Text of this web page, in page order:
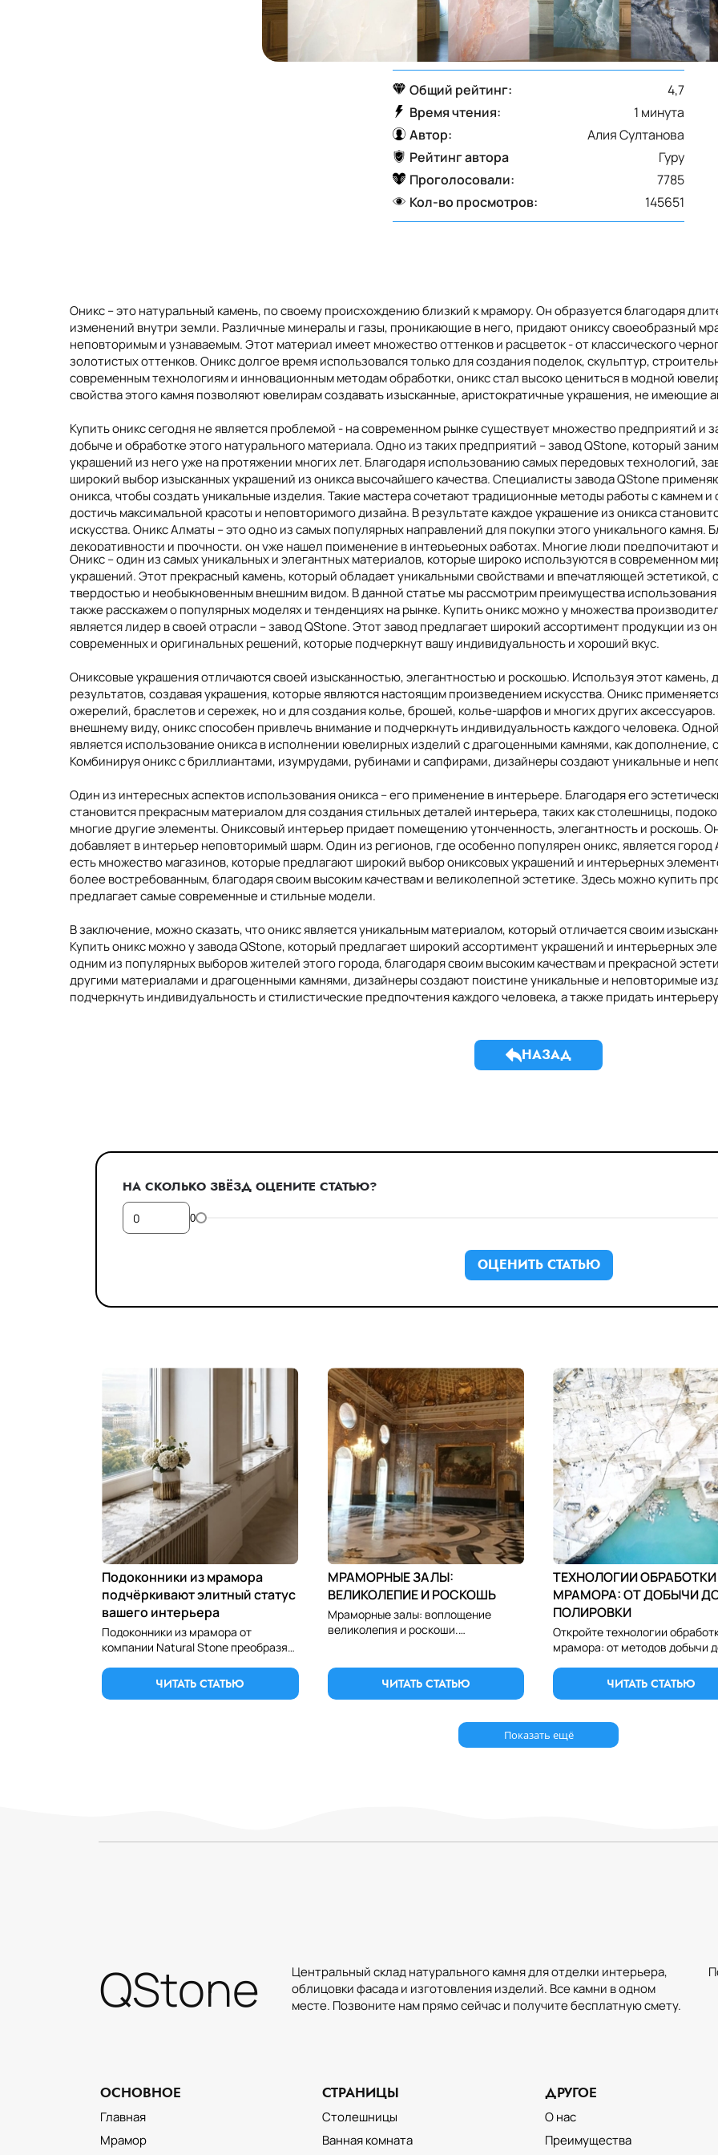
Марокко Камбоджа Пакистан Вьетнам Тунис Кыргызстан
Общий рейтинг:
4,7
Время чтения:
1 минута
Автор:
Алия Султанова
Рейтинг автора
Гуру
Проголосовали:
7785
Кол-во просмотров:
145651
Оникс – это натуральный камень, по своему происхождению близкий к мрамору. Он образуется благодаря
изменений внутри земли. Различные минералы и газы, проникающие в него, придают ониксу своеобразный
неповторимым и узнаваемым. Этот материал имеет множество оттенков и расцветок - от классического
золотистых оттенков. Оникс долгое время использовался только для создания поделок, скульптур,
современным технологиям и инновационным методам обработки, оникс стал высоко цениться в модной
свойства этого камня позволяют ювелирам создавать изысканные, аристократичные украшения, не имеющие
Купить оникс сегодня не является проблемой - на современном рынке существует множество предприятий и
добыче и обработке этого натурального материала. Одно из таких предприятий – завод QStone, который
украшений из него уже на протяжении многих лет. Благодаря использованию самых передовых технологий,
широкий выбор изысканных украшений из оникса высочайшего качества. Специалисты завода QStone
оникса, чтобы создать уникальные изделия. Такие мастера сочетают традиционные методы работы с камнем
достичь максимальной красоты и неповторимого дизайна. В результате каждое украшение из оникса
искусства. Оникс Алматы – это одно из самых популярных направлений для покупки этого уникального камня.
декоративности и прочности, он уже нашел применение в интерьерных работах. Многие люди предпочитают
различных элементов интерьера, таких как столешницы, подоконники, полы, мозаики и т.д. Уникальные
помещение элегантным и стильным. Оникс интерьер – это новое понятие в мире дизайна. Большое
оникс в своих проектах, чтобы создавать неповторимые и роскошные интерьеры. Подсветка оникса в
атмосферу и уникальный шарм. Окрашенные под светом ониксовые стены или каминные порталы становятся
искусства, призванными удивить и восхитить даже самых требовательных посетителей.
так и в декоративном оформлении. Купить оникс сегодня не сложно, а благодаря предприятию заводу
проще. Каждое украшение из оникса является настоящим шедевром, отражающим утонченность и стиль
интерьере делает помещение элегантным и роскошным. Что бы ни было выбрано – уникальное украшение или
всегда будет сиять неповторимой красотой и великолепием своего великолепия.
Оникс – один из самых уникальных и элегантных материалов, которые широко используются в современном
украшений. Этот прекрасный камень, который обладает уникальными свойствами и впечатляющей эстетикой,
твердостью и необыкновенным внешним видом. В данной статье мы рассмотрим преимущества использования
также расскажем о популярных моделях и тенденциях на рынке. Купить оникс можно у множества
является лидер в своей отрасли – завод QStone. Этот завод предлагает широкий ассортимент продукции из
современных и оригинальных решений, которые подчеркнут вашу индивидуальность и хороший вкус.
Ониксовые украшения отличаются своей изысканностью, элегантностью и роскошью. Используя этот камень,
результатов, создавая украшения, которые являются настоящим произведением искусства. Оникс
ожерелий, браслетов и сережек, но и для создания колье, брошей, колье-шарфов и многих других
внешнему виду, оникс способен привлечь внимание и подчеркнуть индивидуальность каждого человека.
является использование оникса в исполнении ювелирных изделий с драгоценными камнями, как
Комбинируя оникс с бриллиантами, изумрудами, рубинами и сапфирами, дизайнеры создают уникальные и
Один из интересных аспектов использования оникса – его применение в интерьере. Благодаря его
становится прекрасным материалом для создания стильных деталей интерьера, таких как столешницы,
многие другие элементы. Ониксовый интерьер придает помещению утонченность, элегантность и роскошь.
добавляет в интерьер неповторимый шарм. Один из регионов, где особенно популярен оникс, является город
есть множество магазинов, которые предлагают широкий выбор ониксовых украшений и интерьерных
более востребованным, благодаря своим высоким качествам и великолепной эстетике. Здесь можно купить
предлагает самые современные и стильные модели.
В заключение, можно сказать, что оникс является уникальным материалом, который отличается своим
Купить оникс можно у завода QStone, который предлагает широкий ассортимент украшений и интерьерных
одним из популярных выборов жителей этого города, благодаря своим высоким качествам и прекрасной
другими материалами и драгоценными камнями, дизайнеры создают поистине уникальные и неповторимые
подчеркнуть индивидуальность и стилистические предпочтения каждого человека, а также придать
НАЗАД
НА СКОЛЬКО ЗВЁЗД ОЦЕНИТЕ СТАТЬЮ?
0
ОЦЕНИТЬ СТАТЬЮ
Подоконники из мрамора
подчёркивают элитный статус
вашего интерьера
Подоконники из мрамора от
компании Natural Stone преобразят
каменные изделия в Алматы для
вечной красоты ваших окон.
ЧИТАТЬ СТАТЬЮ
МРАМОРНЫЕ ЗАЛЫ:
ВЕЛИКОЛЕПИЕ И РОСКОШЬ
Мраморные залы: воплощение
великолепия и роскоши.
уникальную изысканность и статус.
ЧИТАТЬ СТАТЬЮ
ТЕХНОЛОГИИ ОБРАБОТКИ
МРАМОРА: ОТ ДОБЫЧИ
ПОЛИРОВКИ
Откройте технологии
мрамора: от методов добычи
мрамор преобразуется в
изысканные поверхности и
ЧИТАТЬ СТАТЬЮ
Показать ещё
ОБЛИЦОВКА ФАСАДА
ОТДЕЛКА ИНТЕРЬЕРА
НАТУРАЛЬНЫМ КАМНЕМ
QStone
Центральный склад натурального камня для отделки интерьера,
облицовки фасада и изготовления изделий. Все камни в одном
месте. Позвоните нам прямо сейчас и получите бесплатную смету.
ОСНОВНОЕ
Главная
Мрамор
СТРАНИЦЫ
Столешницы
Ванная комната
ДРУГОЕ
О нас
Преимущества